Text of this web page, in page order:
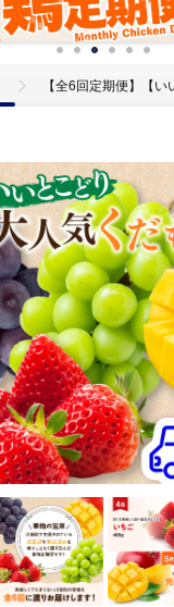
【全6回定期便】【
マンゴー 【
ぶどう・マスカット
ほかのフルーツ